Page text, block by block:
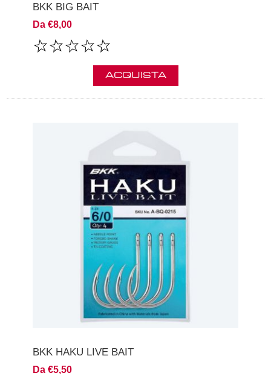
BKK BIG BAIT
Da €8,00
ACQUISTA
BKK HAKU LIVE BAIT
Da €5,50